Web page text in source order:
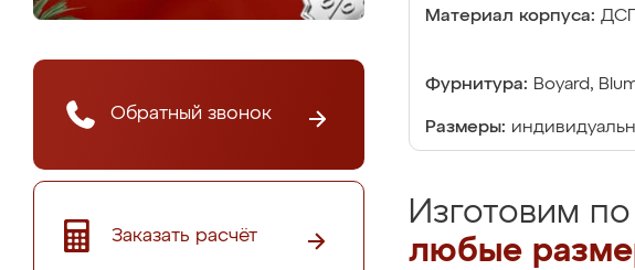
Обратный звонок
Заказать расчёт
Материал корпуса: ДСП
Фурнитура: Boyard,
Размеры:
Изготовим
любые